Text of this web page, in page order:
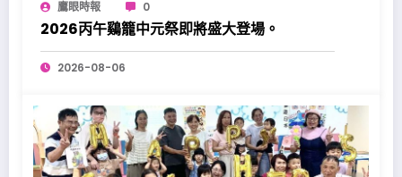
鷹眼時報 0
2026丙午鷄籠中元祭即將盛大登場。
2026-08-06